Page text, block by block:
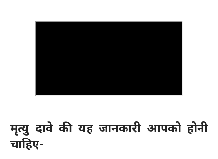
मृत्यु दावे की यह जानकारी आपको होनी
चाहिए-